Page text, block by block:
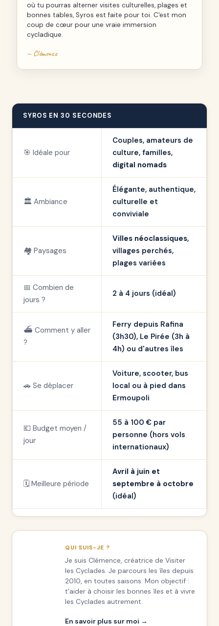
où tu pourras alterner visites culturelles, plages et
bonnes tables, Syros est faite pour toi. C'est mon
coup de cœur pour une vraie immersion
cycladique.
— Clémence
SYROS EN 30 SECONDES
🎯 Idéale pour
Couples, amateurs de
culture, familles,
digital nomads
🏛️ Ambiance
Élégante, authentique,
culturelle et
conviviale
🏘️ Paysages
Villes néoclassiques,
villages perchés,
plages variées
📅 Combien de
jours ?
2 à 4 jours (idéal)
⛴️ Comment y aller
?
Ferry depuis Rafina
(3h30), Le Pirée (3h à
4h) ou d'autres îles
🚗 Se déplacer
Voiture, scooter, bus
local ou à pied dans
Ermoupoli
💶 Budget moyen /
jour
55 à 100 € par
personne (hors vols
internationaux)
🗓️ Meilleure période
Avril à juin et
septembre à octobre
(idéal)
QUI SUIS-JE ?
Je suis Clémence, créatrice de Visiter
les Cyclades. Je parcours les îles depuis
2010, en toutes saisons. Mon objectif :
t'aider à choisir les bonnes îles et à vivre
les Cyclades autrement.
En savoir plus sur moi →